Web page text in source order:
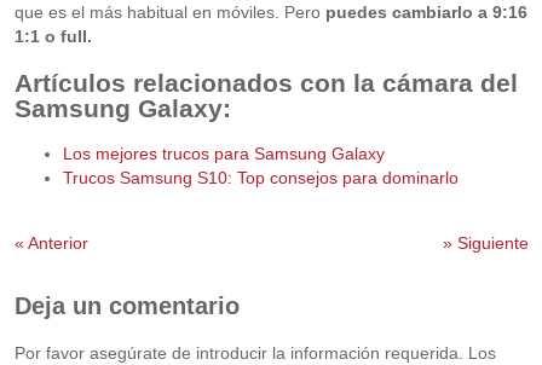
que es el más habitual en móviles. Pero puedes cambiarlo a 9:16
1:1 o full.
Artículos relacionados con la cámara del
Samsung Galaxy:
Los mejores trucos para Samsung Galaxy
Trucos Samsung S10: Top consejos para dominarlo
« Anterior »Siguiente
Deja un comentario
Por favor asegúrate de introducir la información requerida. Los